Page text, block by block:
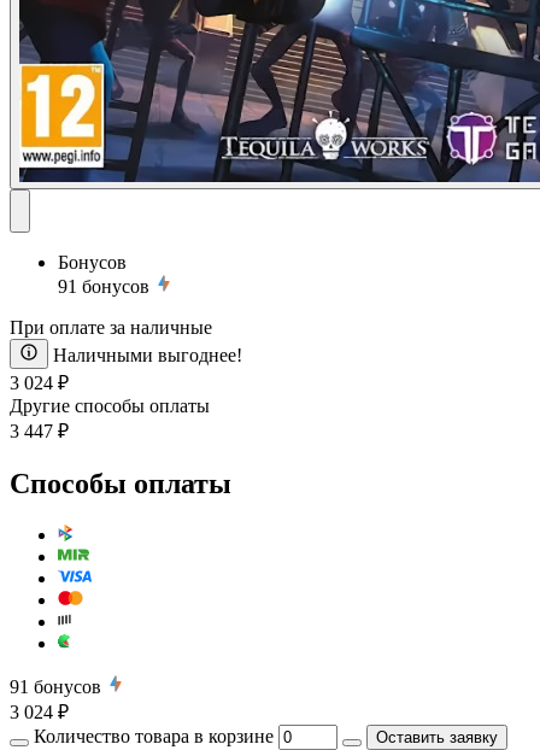
Бонусов
91 бонусов
При оплате за наличные
Наличными выгоднее!
3 024 ₽
Другие способы оплаты
3 447 ₽
Способы оплаты
91 бонусов
3 024 ₽
Количество товара в корзине
Оставить заявку